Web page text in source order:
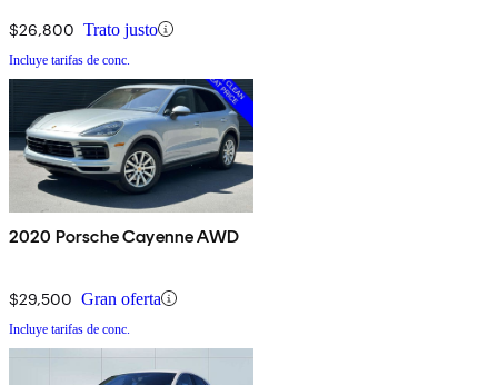
$26,800 Trato justo
Incluye tarifas de conc.
2020 Porsche Cayenne AWD
$29,500 Gran oferta
Incluye tarifas de conc.